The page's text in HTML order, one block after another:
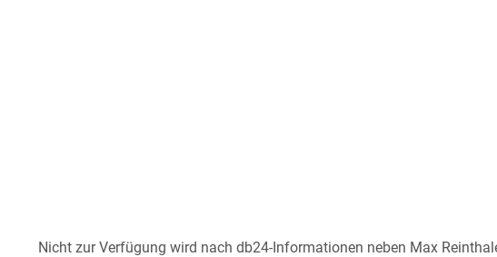
Nicht zur Verfügung wird nach db24-Informationen neben Max